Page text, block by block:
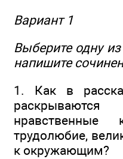
Вариант 1
Выберите одну
напишите
1. Как в
нравственные
трудолюбие,
к окружающим?